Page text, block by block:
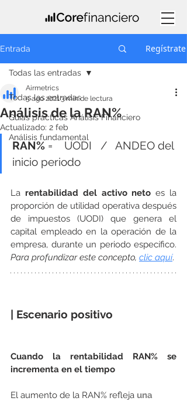
Entrada Regístrate
Todas las entradas
Guías prácticas Análisis Financiero
Análisis fundamental
Todas las entradas
Análisis de la RAN%
Airmetrics
5 ago 20213 min de lectura
Actualizado: 2 feb
RAN% =    UODI   /   ANDEO del
inicio periodo
La rentabilidad del activo neto es la
proporción de utilidad operativa después
de impuestos (UODI) que genera el
capital empleado en la operación de la
Para profundizar este concepto, clic aquí.
| Escenario positivo
Cuando la rentabilidad RAN% se
incrementa en el tiempo
El aumento de la RAN% refleja una